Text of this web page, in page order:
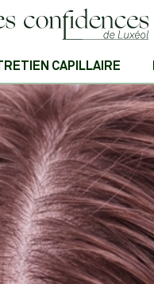
CAPILLAIRE